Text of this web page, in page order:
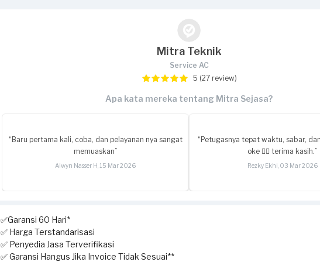
Mitra Teknik
Service AC
5 (27 review)
Apa kata mereka tentang Mitra Sejasa?
“Baru pertama kali, coba, dan pelayanan nya sangat
memuaskan”
Alwyn Nasser H, 15 Mar 2026
“Petugasnya tepat waktu, sabar,
oke 👍🏻 terima kasih.”
Rezky Ekhi, 03 Mar 2026
✅Garansi 60 Hari*
✅ Harga Terstandarisasi
✅ Penyedia Jasa Terverifikasi
✅ Garansi Hangus Jika Invoice Tidak Sesuai**